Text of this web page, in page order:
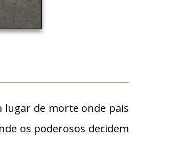
lugar de morte onde pais
os poderosos decidem